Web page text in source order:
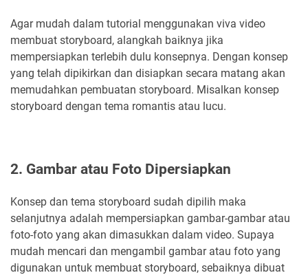
Agar mudah dalam tutorial menggunakan viva video
membuat storyboard, alangkah baiknya jika
mempersiapkan terlebih dulu konsepnya. Dengan konsep
yang telah dipikirkan dan disiapkan secara matang akan
memudahkan pembuatan storyboard. Misalkan konsep
storyboard dengan tema romantis atau lucu.
2. Gambar atau Foto Dipersiapkan
Konsep dan tema storyboard sudah dipilih maka
selanjutnya adalah mempersiapkan gambar-gambar atau
foto-foto yang akan dimasukkan dalam video. Supaya
mudah mencari dan mengambil gambar atau foto yang
digunakan untuk membuat storyboard, sebaiknya dibuat